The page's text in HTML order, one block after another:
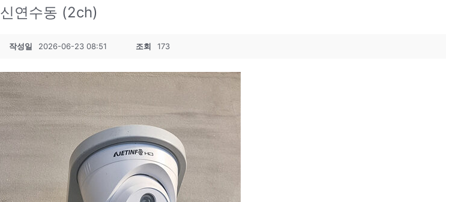
신연수동 (2ch)
작성일 2026-06-23 08:51 조회 173